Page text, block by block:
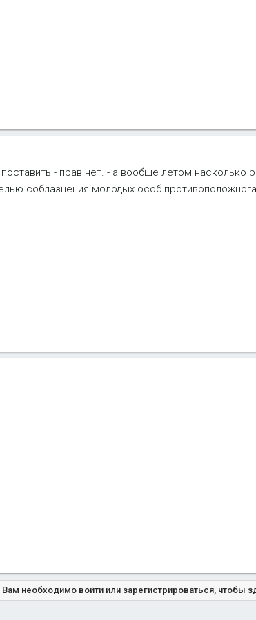
- прав нет. - а вообще летом насколько
соблазнения молодых особ
Вам необходимо войти или зарегистрироваться, чтобы